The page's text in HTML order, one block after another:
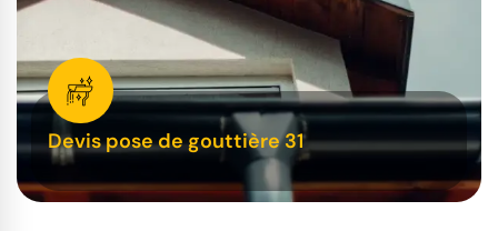
Devis pose de gouttière 31